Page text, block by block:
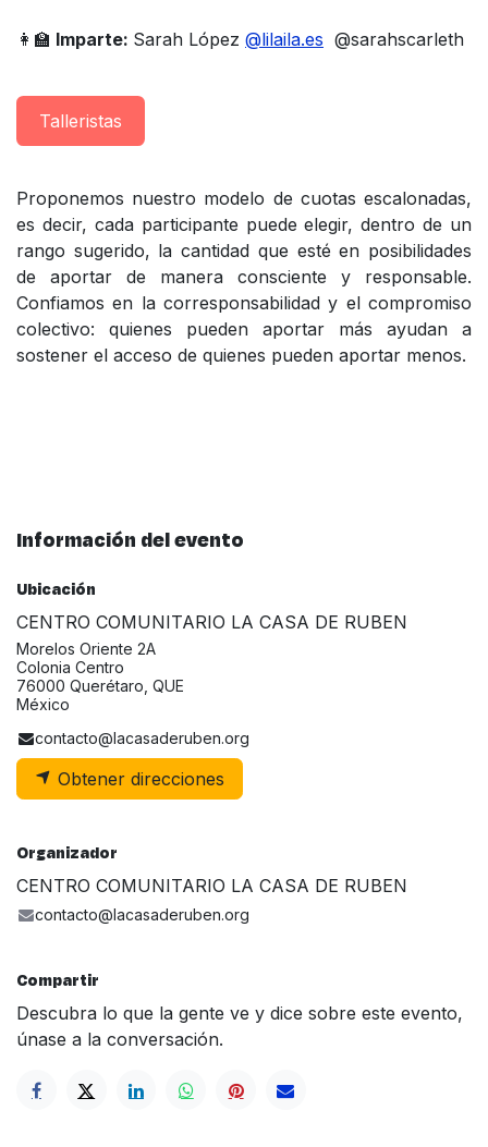
👩‍🏫 Imparte: Sarah López @lilaila.es @sarahscarleth
Taller​istas
Proponemos nuestro modelo de cuotas escalonadas,
es decir, cada participante puede elegir, dentro de un
rango sugerido, la cantidad que esté en posibilidades
de aportar de manera consciente y responsable.
Confiamos en la corresponsabilidad y el compromiso
colectivo: quienes pueden aportar más ayudan a
sostener el acceso de quienes pueden aportar menos.
Información del evento
Ubicación
CENTRO COMUNITARIO LA CASA DE RUBEN
Morelos Oriente 2A
Colonia Centro
76000 Querétaro, QUE
México
contacto@lacasaderuben.org
Obtener direcciones
Organizador
CENTRO COMUNITARIO LA CASA DE RUBEN
contacto@lacasaderuben.org
Compartir
Descubra lo que la gente ve y dice sobre este evento,
únase a la conversación.